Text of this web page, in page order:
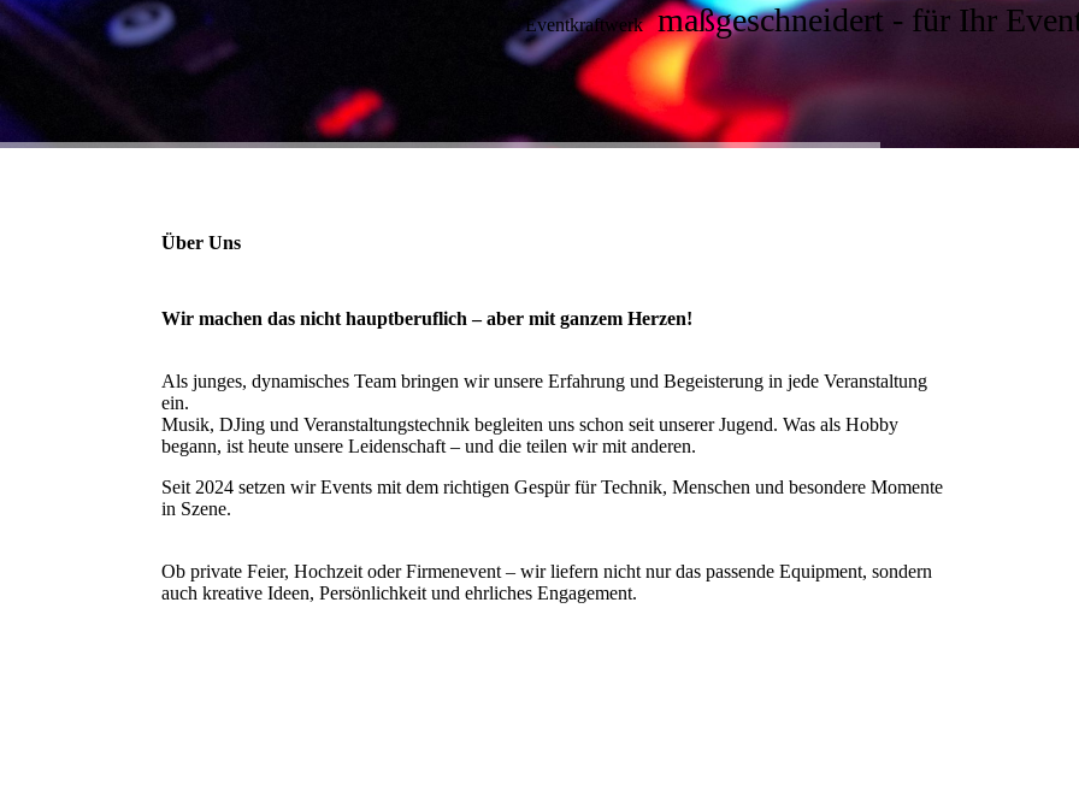
Eventkraftwerk maßgeschneidert - für Ihr
Über Uns
Wir machen das nicht hauptberuflich – aber mit ganzem Herzen!
Als junges, dynamisches Team bringen wir unsere Erfahrung und Begeisterung in jede Veranstaltung
ein.
Musik, DJing und Veranstaltungstechnik begleiten uns schon seit unserer Jugend. Was als Hobby
begann, ist heute unsere Leidenschaft – und die teilen wir mit anderen.
Seit 2024 setzen wir Events mit dem richtigen Gespür für Technik, Menschen und besondere Momente
in Szene.
Ob private Feier, Hochzeit oder Firmenevent – wir liefern nicht nur das passende Equipment, sondern
auch kreative Ideen, Persönlichkeit und ehrliches Engagement.